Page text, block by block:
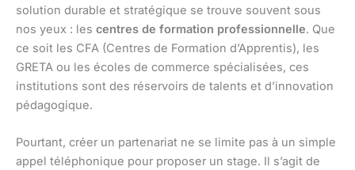
solution durable et stratégique se trouve souvent sous
nos yeux : les centres de formation professionnelle. Que
ce soit les CFA (Centres de Formation d’Apprentis), les
GRETA ou les écoles de commerce spécialisées, ces
institutions sont des réservoirs de talents et d’innovation
pédagogique.
Pourtant, créer un partenariat ne se limite pas à un simple
appel téléphonique pour proposer un stage. Il s’agit de